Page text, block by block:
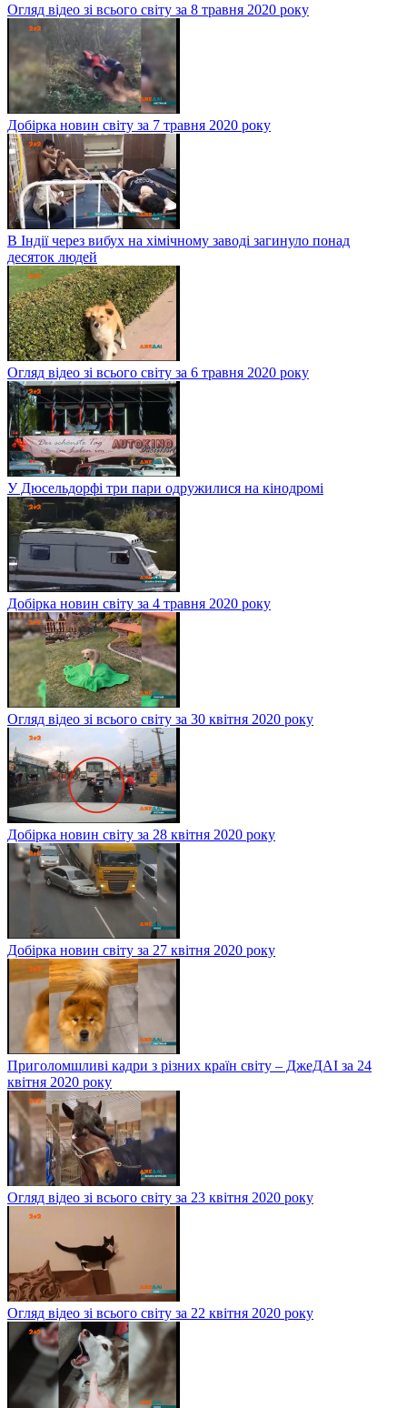
Огляд відео зі всього світу за 8 травня 2020 року
Добірка новин світу за 7 травня 2020 року
В Індії через вибух на хімічному заводі загинуло понад
десяток людей
Огляд відео зі всього світу за 6 травня 2020 року
У Дюсельдорфі три пари одружилися на кінодромі
Добірка новин світу за 4 травня 2020 року
Огляд відео зі всього світу за 30 квітня 2020 року
Добірка новин світу за 28 квітня 2020 року
Добірка новин світу за 27 квітня 2020 року
Приголомшливі кадри з різних країн світу – ДжеДАІ за 24
квітня 2020 року
Огляд відео зі всього світу за 23 квітня 2020 року
Огляд відео зі всього світу за 22 квітня 2020 року